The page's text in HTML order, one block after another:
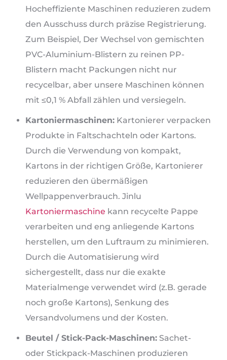
Hocheffiziente Maschinen reduzieren zudem
den Ausschuss durch präzise Registrierung.
Zum Beispiel, Der Wechsel von gemischten
PVC-Aluminium-Blistern zu reinen PP-
Blistern macht Packungen nicht nur
recycelbar, aber unsere Maschinen können
mit ≤0,1 % Abfall zählen und versiegeln.
Kartoniermaschinen: Kartonierer verpacken
Produkte in Faltschachteln oder Kartons.
Durch die Verwendung von kompakt,
Kartons in der richtigen Größe, Kartonierer
reduzieren den übermäßigen
Wellpappenverbrauch. Jinlu
Kartoniermaschine kann recycelte Pappe
verarbeiten und eng anliegende Kartons
herstellen, um den Luftraum zu minimieren.
Durch die Automatisierung wird
sichergestellt, dass nur die exakte
Materialmenge verwendet wird (z.B. gerade
noch große Kartons), Senkung des
Versandvolumens und der Kosten.
Beutel / Stick-Pack-Maschinen: Sachet-
oder Stickpack-Maschinen produzieren